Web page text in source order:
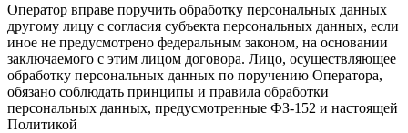
Оператор вправе поручить обработку персональных данных
другому лицу с согласия субъекта персональных данных, если
иное не предусмотрено федеральным законом, на основании
заключаемого с этим лицом договора. Лицо, осуществляющее
обработку персональных данных по поручению Оператора,
обязано соблюдать принципы и правила обработки
персональных данных, предусмотренные ФЗ-152 и настоящей
Политикой